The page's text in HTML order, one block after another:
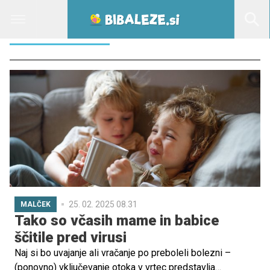
DAROVI ČEBEL
MALČEK 25. 02. 2025 08.31
Tako so včasih mame in babice
ščitile pred virusi
Naj si bo uvajanje ali vračanje po preboleli bolezni –
(ponovno) vključevanje otoka v vrtec predstavlja